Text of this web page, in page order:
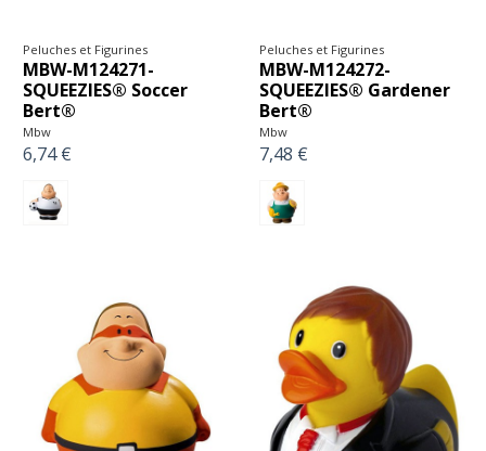
Peluches et Figurines
MBW-M124271-
SQUEEZIES® Soccer
Bert®
Mbw
6,74 €
Peluches et Figurines
MBW-M124272-
SQUEEZIES® Gardener
Bert®
Mbw
7,48 €